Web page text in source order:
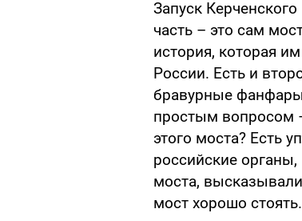
Запуск
часть – это сам
история, которая
России. Есть и
бравурные фанфары
простым вопросом
этого моста? Есть
российские
моста,
мост хорошо стоять.